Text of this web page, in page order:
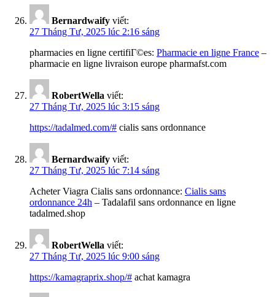
Bernardwaify viết:
27 Tháng Tư, 2025 lúc 2:16 sáng
pharmacies en ligne certifiГ©es: Pharmacie en ligne France –
pharmacie en ligne livraison europe pharmafst.com
RobertWella viết:
27 Tháng Tư, 2025 lúc 3:15 sáng
https://tadalmed.com/# cialis sans ordonnance
Bernardwaify viết:
27 Tháng Tư, 2025 lúc 7:14 sáng
Acheter Viagra Cialis sans ordonnance: Cialis sans
ordonnance 24h – Tadalafil sans ordonnance en ligne
tadalmed.shop
RobertWella viết:
27 Tháng Tư, 2025 lúc 9:00 sáng
https://kamagraprix.shop/# achat kamagra